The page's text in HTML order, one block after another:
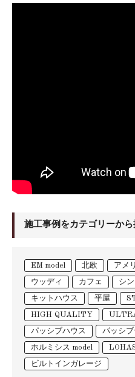
施工事例をカテゴリーから
EM model 北欧 アメ
ウッディ カフェ シ
キットハウス 平屋
HIGH QUALITY
パッシブハウス パッシ
ホルミシス model
ビルトインガレージ